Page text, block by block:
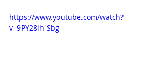
https://www.youtube.com/watch?
v=9PY28ih-Sbg